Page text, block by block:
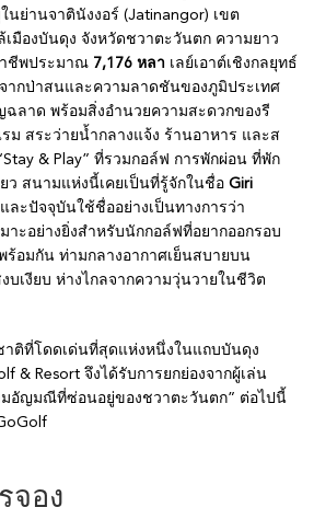
นย่านจาตินังงอร์ (Jatinangor) เขต
เมืองบันดุง จังหวัดชวาตะวันตก ความยาว
ชีพประมาณ 7,176 หลา เลย์เอาต์เชิงกลยุทธ์
ากป่าสนและความลาดชันของภูมิประเทศ
ฉลาด พร้อมสิ่งอำนวยความสะดวกของรี
ม สระว่ายน้ำกลางแจ้ง ร้านอาหาร และส
& Play” ที่รวมกอล์ฟ การพักผ่อน ที่พัก
ว สนามแห่งนี้เคยเป็นที่รู้จักในชื่อ Giri
ละปัจจุบันใช้ชื่ออย่างเป็นทางการว่า
าะอย่างยิ่งสำหรับนักกอล์ฟที่อยากออกรอบ
ร้อมกัน ท่ามกลางอากาศเย็นสบายบน
เงียบ ห่างไกลจากความวุ่นวายในชีวิต
าติที่โดดเด่นที่สุดแห่งหนึ่งในแถบบันดุง
& Resort จึงได้รับการยกย่องจากผู้เล่น
มอัญมณีที่ซ่อนอยู่ของชวาตะวันตก” ต่อไปนี้
จอง